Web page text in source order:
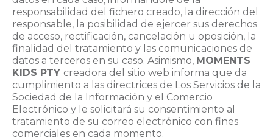
responsabilidad del fichero creado, la dirección del
responsable, la posibilidad de ejercer sus derechos
de acceso, rectificación, cancelación u oposición, la
finalidad del tratamiento y las comunicaciones de
datos a terceros en su caso. Asimismo, MOMENTS
KIDS PTY creadora del sitio web informa que da
cumplimiento a las directrices de Los Servicios de la
Sociedad de la Información y el Comercio
Electrónico y le solicitará su consentimiento al
tratamiento de su correo electrónico con fines
comerciales en cada momento.